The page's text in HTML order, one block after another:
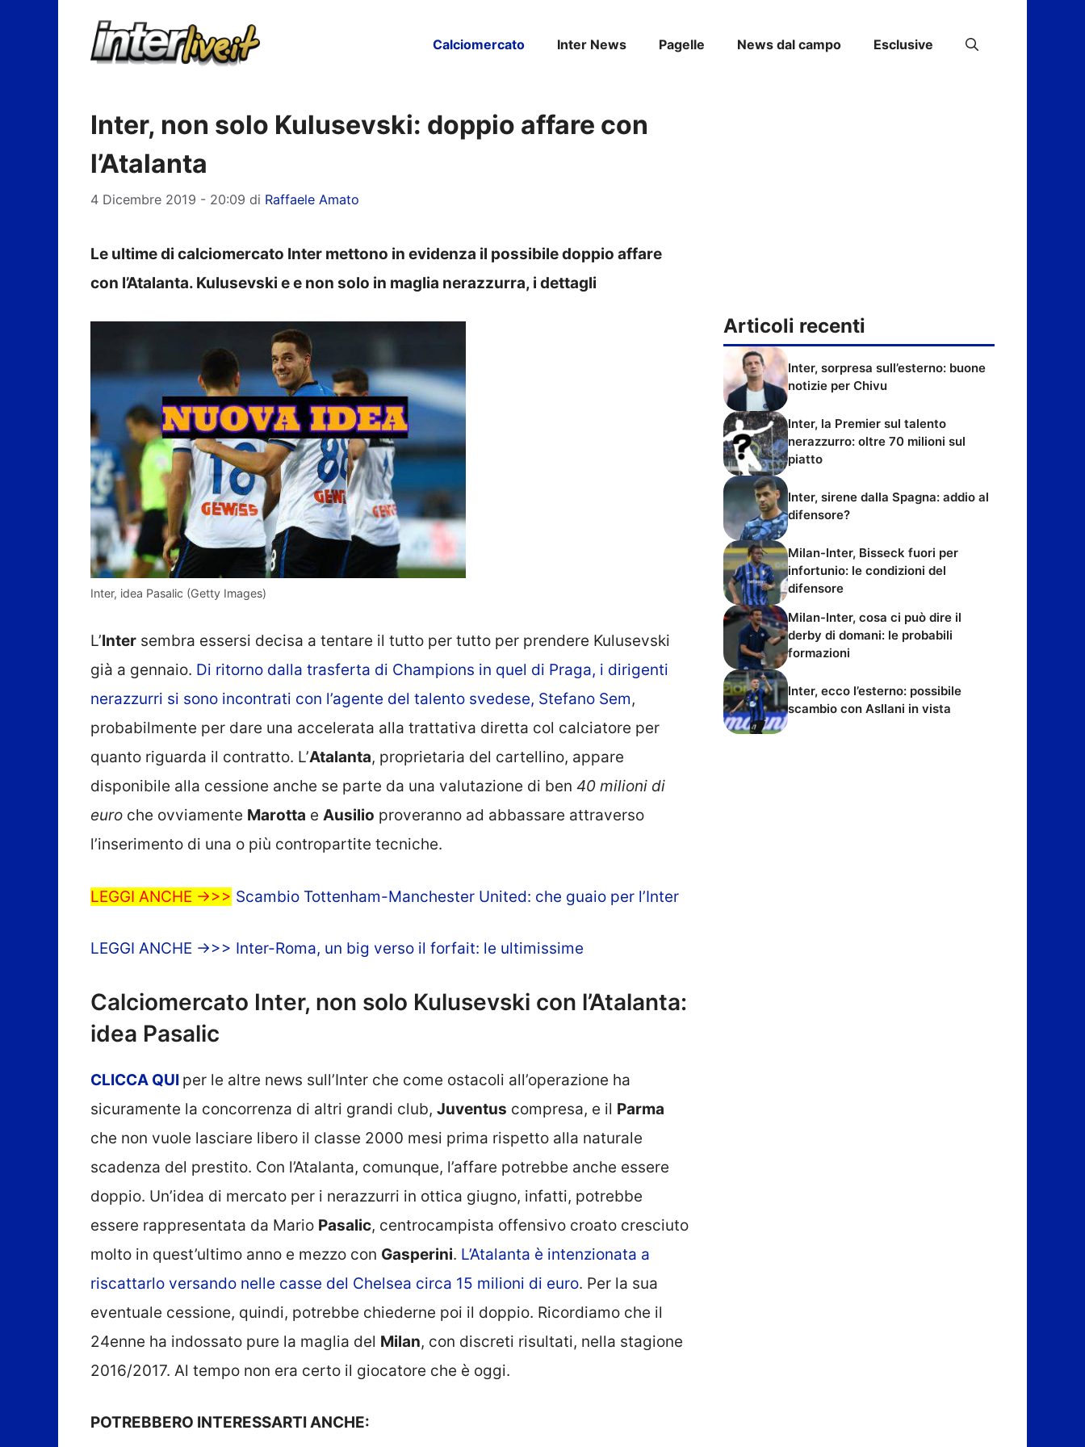
Calciomercato Inter News Pagelle News dal campo Esclusive
Inter, non solo Kulusevski: doppio affare con
l’Atalanta
4 Dicembre 2019 - 20:09 di Raffaele Amato
Le ultime di calciomercato Inter mettono in evidenza il possibile doppio affare
con l’Atalanta. Kulusevski e e non solo in maglia nerazzurra, i dettagli
Inter, idea Pasalic (Getty Images)
L’Inter sembra essersi decisa a tentare il tutto per tutto per prendere Kulusevski
già a gennaio. Di ritorno dalla trasferta di Champions in quel di Praga, i dirigenti
nerazzurri si sono incontrati con l’agente del talento svedese, Stefano Sem,
probabilmente per dare una accelerata alla trattativa diretta col calciatore per
quanto riguarda il contratto. L’Atalanta, proprietaria del cartellino, appare
disponibile alla cessione anche se parte da una valutazione di ben 40 milioni di
euro che ovviamente Marotta e Ausilio proveranno ad abbassare attraverso
l’inserimento di una o più contropartite tecniche.
LEGGI ANCHE ->>> Scambio Tottenham-Manchester United: che guaio per l’Inter
LEGGI ANCHE ->>> Inter-Roma, un big verso il forfait: le ultimissime
Calciomercato Inter, non solo Kulusevski con l’Atalanta:
idea Pasalic
CLICCA QUI per le altre news sull’Inter che come ostacoli all’operazione ha
sicuramente la concorrenza di altri grandi club, Juventus compresa, e il Parma
che non vuole lasciare libero il classe 2000 mesi prima rispetto alla naturale
scadenza del prestito. Con l’Atalanta, comunque, l’affare potrebbe anche essere
doppio. Un’idea di mercato per i nerazzurri in ottica giugno, infatti, potrebbe
essere rappresentata da Mario Pasalic, centrocampista offensivo croato cresciuto
molto in quest’ultimo anno e mezzo con Gasperini. L’Atalanta è intenzionata a
riscattarlo versando nelle casse del Chelsea circa 15 milioni di euro. Per la sua
eventuale cessione, quindi, potrebbe chiederne poi il doppio. Ricordiamo che il
24enne ha indossato pure la maglia del Milan, con discreti risultati, nella stagione
2016/2017. Al tempo non era certo il giocatore che è oggi.
POTREBBERO INTERESSARTI ANCHE:
Articoli recenti
Inter, sorpresa sull’esterno: buone
notizie per Chivu
Inter, la Premier sul talento
nerazzurro: oltre 70 milioni sul
piatto
Inter, sirene dalla Spagna: addio al
difensore?
Milan-Inter, Bisseck fuori per
infortunio: le condizioni del
difensore
Milan-Inter, cosa ci può dire il
derby di domani: le probabili
formazioni
Inter, ecco l’esterno: possibile
scambio con Asllani in vista